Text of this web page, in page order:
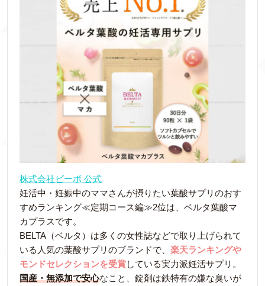
株式会社ビーボ 公式
妊活中・妊娠中のママさんが摂りたい葉酸サプリのおす
すめランキング≪定期コース編≫2位は、ベルタ葉酸マ
カプラスです。
BELTA（ベルタ）は多くの女性誌などで取り上げられて
いる人気の葉酸サプリのブランドで、 楽天ランキングや
モンドセレクションを受賞している実力派妊活サプリ。
国産・無添加で安心なこと、錠剤は鉄特有の嫌な臭いが